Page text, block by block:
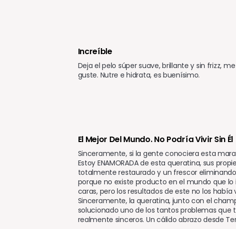
Increíble
Deja el pelo súper suave, brillante y sin frizz,
guste. Nutre e hidrata, es buenísimo.
El Mejor Del Mundo. No Podría Vivir Sin Él
Sinceramente, si la gente conociera esta
Estoy ENAMORADA de esta queratina, sus
totalmente restaurado y un frescor
porque no existe producto en el mundo que
caras, pero los resultados de este no los
Sinceramente, la queratina, junto con el
solucionado uno de los tantos problemas que
realmente sinceros. Un cálido abrazo desde